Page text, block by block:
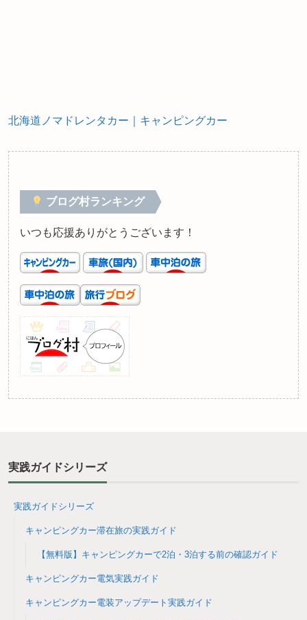
北海道ノマドレンタカー｜キャンピングカー
ブログ村ランキング
いつも応援ありがとうございます！
実践ガイドシリーズ
実践ガイドシリーズ
キャンピングカー滞在旅の実践ガイド
【無料版】キャンピングカーで2泊・3泊する前の確認ガイド
キャンピングカー電気実践ガイド
キャンピングカー電装アップデート実践ガイド